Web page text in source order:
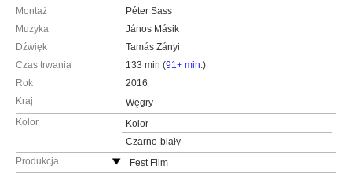
Montaż
Péter Sass
Muzyka
János Másik
Dźwięk
Tamás Zányi
Czas trwania
133 min (91+ min.)
Rok
2016
Kraj
Węgry
Kolor
Kolor
Czarno-biały
Produkcja
Fest Film